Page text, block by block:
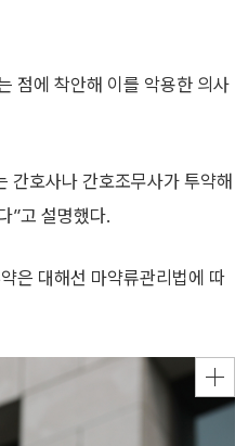
점에 착안해 이를 악용한 의사
간호사나 간호조무사가 투약해
”고 설명했다.
은 대해선 마약류관리법에 따